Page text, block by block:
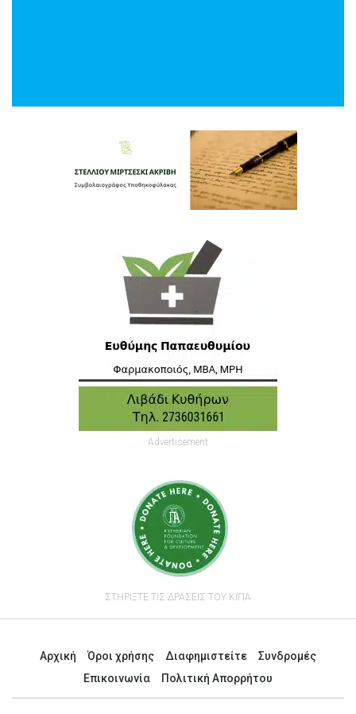
Advertisement
ΣΤΗΡΙΞΤΕ ΤΙΣ ΔΡΑΣΕΙΣ ΤΟΥ ΚΙΠΑ
Αρχική Όροι χρήσης Διαφημιστείτε
Συνδρομές
Επικοινωνία
Πολιτική Απορρήτου